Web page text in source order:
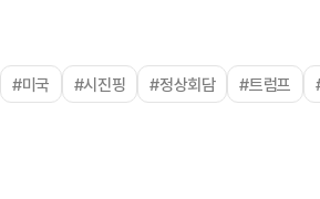
#미국 #시진핑 #정상회담 #트럼프